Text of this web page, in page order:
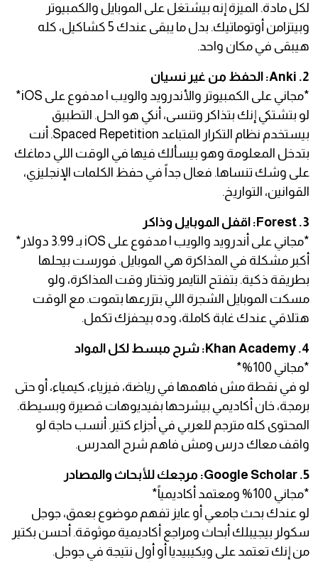
لكل مادة. الميزة إنه بيشتغل على الموبايل والكمبيوتر
وبيتزامن أوتوماتيك. بدل ما يبقى عندك 5 كشاكيل، كله
هيبقى في مكان واحد.
2. Anki: الحفظ من غير نسيان
*مجاني على الكمبيوتر والأندرويد والويب | مدفوع على iOS*
لو بتشتكي إنك بتذاكر وتنسى، أنكي هو الحل. التطبيق
بيستخدم نظام التكرار المتباعد Spaced Repetition. أنت
بتدخل المعلومة وهو بيسألك فيها في الوقت اللي دماغك
على وشك تنساها. فعال جداً في حفظ الكلمات الإنجليزي،
القوانين، التواريخ.
3. Forest: اقفل الموبايل وذاكر
*مجاني على أندرويد والويب | مدفوع على iOS بـ 3.99 دولار*
أكبر مشكلة في المذاكرة هي الموبايل. فورست بيحلها
بطريقة ذكية. بتفتح التايمر وتختار وقت المذاكرة، ولو
مسكت الموبايل الشجرة اللي بتزرعها بتموت. مع الوقت
هتلاقي عندك غابة كاملة، وده بيحفزك تكمل.
4. Khan Academy: شرح مبسط لكل المواد
*مجاني 100%*
لو في نقطة مش فاهمها في رياضة، فيزياء، كيمياء، أو حتى
برمجة، خان أكاديمي بيشرحها بفيديوهات قصيرة وبسيطة.
المحتوى كله مترجم للعربي في أجزاء كتير. أنسب حاجة لو
واقف معاك درس ومش فاهم شرح المدرس.
5. Google Scholar: مرجعك للأبحاث والمصادر
*مجاني 100% ومعتمد أكاديمياً*
لو عندك بحث جامعي أو عايز تفهم موضوع بعمق، جوجل
سكولر بيجيبلك أبحاث ومراجع أكاديمية موثوقة. أحسن بكتير
من إنك تعتمد على ويكيبيديا أو أول نتيجة في جوجل.